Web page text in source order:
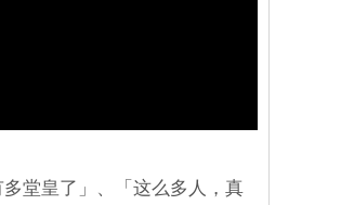
堂皇了」、「这么多人，真